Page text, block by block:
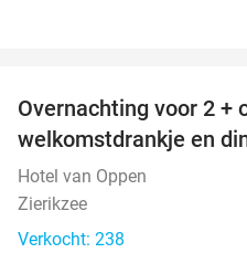
Overnachting voor 2 +
welkomstdrankje en
Hotel van Oppen
Zierikzee
Verkocht: 238